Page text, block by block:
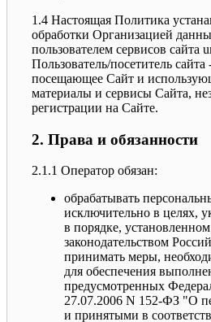
1.4 Настоящая Политика
обработки Организацией
пользователем сервисов сайта
Пользователь/посетитель
посещающее Сайт и
материалы и сервисы Сайта,
регистрации на Сайте.
2. Права и обязанности
2.1.1 Оператор обязан:
обрабатывать
исключительно в целях,
в порядке,
законодательством
принимать меры,
для обеспечения
предусмотренных
27.07.2006 N 152-ФЗ "О
и принятыми в